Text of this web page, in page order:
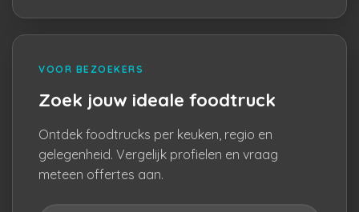
VOOR BEZOEKERS
Zoek jouw ideale foodtruck
Ontdek foodtrucks per keuken, regio en
gelegenheid. Vergelijk profielen en vraag
meteen offertes aan.